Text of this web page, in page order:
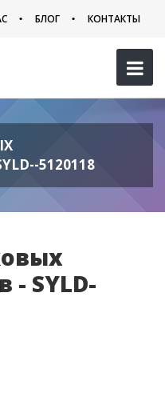
БЛОГ КОНТАКТЫ
5120118
- SYLD-